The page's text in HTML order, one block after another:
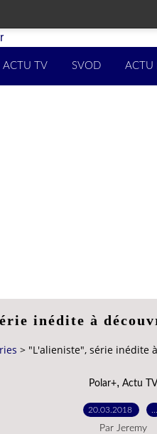
ACTU TV SVOD ACTU
inédite à
> "L'alieniste", série inédite
Polar+, Actu TV
20.03.2018
Par Jeremy